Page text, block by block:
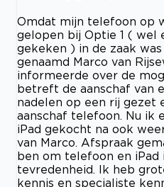
Omdat mijn telefoon op
gelopen bij Optie 1 ( wel
gekeken ) in de zaak
genaamd Marco van
informeerde over de
betreft de aanschaf van
nadelen op een rij gezet
aanschaf telefoon. Nu ik
iPad gekocht na ook
van Marco. Afspraak
ben om telefoon en
tevredenheid. Ik heb
kennis en specialiste